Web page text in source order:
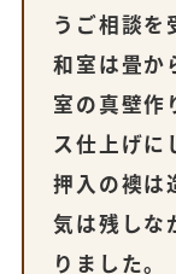
うご相談を
和室は畳か
室の真壁作
ス仕上げ
押入の襖は
気は残しな
りました。